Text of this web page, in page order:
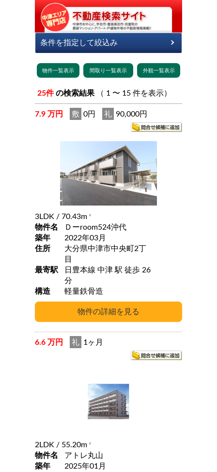
25件 の検索結果 （ 1 〜 15 件を表示）
7.9 万円 敷 0円 礼 90,000円
3LDK / 70.43m 2
物件名
Ｄーroom524沖代
築年
2022年03月
住所
大分県中津市中央町2丁
目
最寄駅
日豊本線 中津 駅 徒歩 26
分
構造
軽量鉄骨造
6.6 万円 礼 1ヶ月
2LDK / 55.20m 2
物件名
アトレ丸山
築年
2025年01月